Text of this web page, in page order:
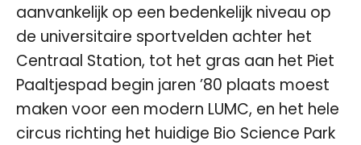
aanvankelijk op een bedenkelijk niveau op
de universitaire sportvelden achter het
Centraal Station, tot het gras aan het Piet
Paaltjespad begin jaren ’80 plaats moest
maken voor een modern LUMC, en het hele
circus richting het huidige Bio Science Park